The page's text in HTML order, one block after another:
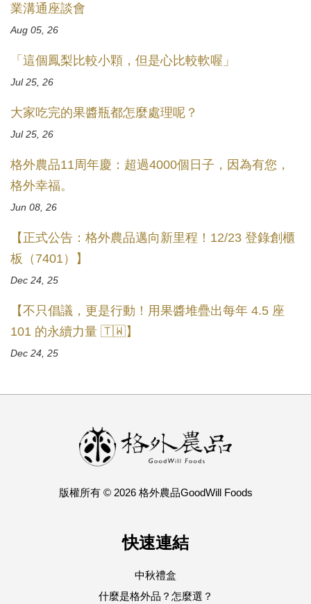
業溝通座談會
Aug 05, 26
「這個鳳梨比較小顆，但是心比較軟喔」
Jul 25, 26
大家吃完的果醬瓶都怎麼處理呢？
Jul 25, 26
格外農品11周年慶：超過4000個日子，因為有您，
格外幸福。
Jun 08, 26
【正式公告：格外農品邁向新里程！12/23 登錄創櫃
板（7401）】
Dec 24, 25
【不只倡議，更是行動！用果醬堆疊出每年 4.5 座
101 的永續力量 🇹🇼】
Dec 24, 25
版權所有 © 2026 格外農品GoodWill Foods
快速連結
中秋禮盒
什麼是格外品？怎麼選？